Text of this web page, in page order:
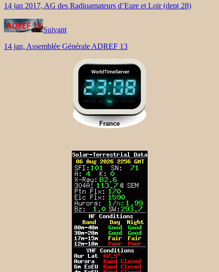
14 jan 2017, AG des Radioamateurs d’Eure et Loir (dept 28)
Suivant
14 jan, Assemblée Générale ADREF 13